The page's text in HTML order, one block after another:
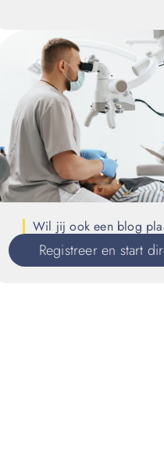
Wil jij ook een blog
Registreer en start